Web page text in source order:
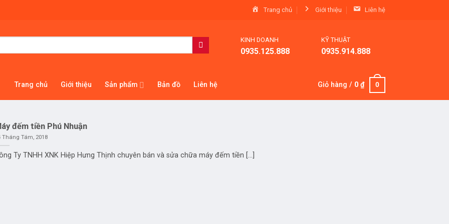
Trang chủ Giới thiệu Liên hệ
KINH DOANH
0935.125.888
KỸ THUẬT
0935.914.888
Trang chủ Giới thiệu Sản phẩm Bản đồ Liên hệ Giỏ hàng / 0₫ 0
đếm tiền Phú Nhuận
Tháng Tám, 2018
Ty TNHH XNK Hiệp Hưng Thịnh chuyên bán và sửa chữa máy đếm tiền [...]